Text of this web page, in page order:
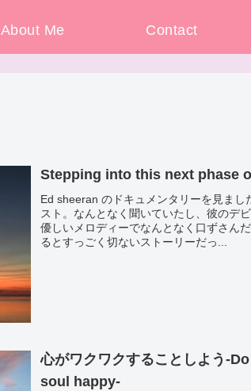
About Me Contact
Stepping into this next phase
Ed sheeran のドキュメンタリーを見まし
スト。なんとなく聞いていたし、彼のデ
優しいメロディーでなんとなく口ずさん
るとすっごく切ないストーリーだっ...
心がワクワクすることしよう
soul happy‐